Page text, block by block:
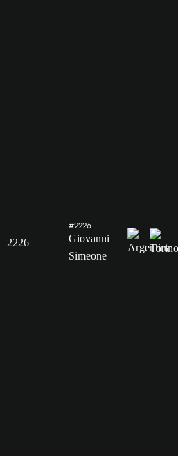
2226
#2226
Giovanni
Simeone